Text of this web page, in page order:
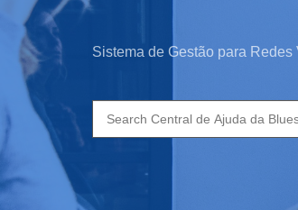
Sistema de Gestão para
Search
for: